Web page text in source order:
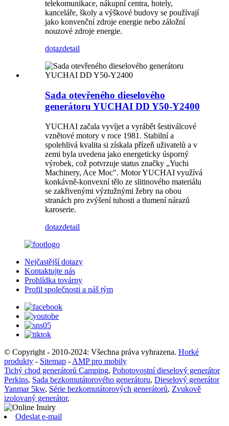
telekomunikace, nákupní centra, hotely,
kanceláře, školy a výškové budovy se používají
jako konvenční zdroje energie nebo záložní
nouzové zdroje energie.
dotazdetail
Sada otevřeného dieselového
generátoru YUCHAI DD Y50-Y2400
YUCHAI začala vyvíjet a vyrábět šestiválcové
vznětové motory v roce 1981. Stabilní a
spolehlivá kvalita si získala přízeň uživatelů a v
zemi byla uvedena jako energeticky úsporný
výrobek, což potvrzuje status značky „Yuchi
Machinery, Ace Moc". Motor YUCHAI využívá
konkávně-konvexní tělo ze slitinového materiálu
se zakřivenými výztužnými žebry na obou
stranách pro zvýšení tuhosti a tlumení nárazů
karoserie.
dotazdetail
Nejčastější dotazy
Kontaktujte nás
Prohlídka továrny
Profil společnosti a náš tým
© Copyright - 2010-2024: Všechna práva vyhrazena. Horké
produkty - Sitemap - AMP pro mobily
Tichý chod generátorů Camping, Pohotovostní dieselový generátor
Perkins, Sada bezkomutátorového generátoru, Dieselový generátor
Yanmar 5kw, Série bezkomutátorových generátorů, Zvukově
izolovaný generátor,
Odeslat e-mail